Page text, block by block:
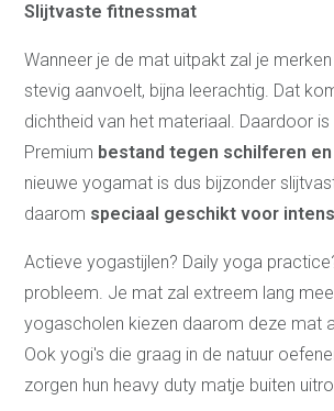
Slijtvaste fitnessmat
Wanneer je de mat uitpakt zal je
stevig aanvoelt, bijna leerachtig. Dat
dichtheid van het materiaal. Daardoor is
Premium bestand tegen schilferen
nieuwe yogamat is dus bijzonder
daarom speciaal geschikt voor
Actieve yogastijlen? Daily yoga
probleem. Je mat zal extreem lang
yogascholen kiezen daarom deze mat
Ook yogi's die graag in de natuur
zorgen hun heavy duty matje buiten